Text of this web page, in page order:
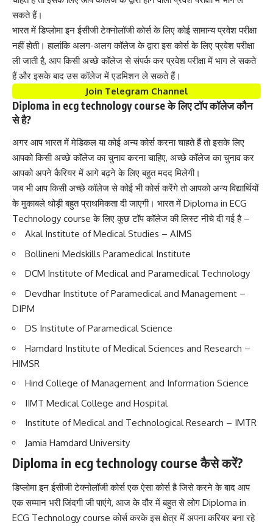
सकते हैं।
भारत में डिप्लोमा इन ईसीजी टेक्नोलॉजी कोर्स के लिए कोई सामान्य प्रवेश परीक्षा
नहीं होती। हालांकि अलग-अलग कॉलेज के द्वारा इस कोर्स के लिए प्रवेश परीक्षा
ली जाती है, आप किसी अच्छे कॉलेज से संपर्क कर प्रवेश परीक्षा में भाग ले सकते
हैं और इसके बाद उस कॉलेज में एडमिशन ले सकते हैं।
Join Telegram Channel
Diploma in ecg technology course के लिए टॉप कॉलेज कौन
से है?
अगर आप भारत में मेडिकल या कोई अन्य कोर्स करना चाहते हैं तो इसके लिए
आपको किसी अच्छे कॉलेज का चुनाव करना चाहिए, अच्छे कॉलेज का चुनाव कर
आपको अपने कैरियर में आगे बढ़ने के लिए बहुत मदद मिलेगी।
जब भी आप किसी अच्छे कॉलेज से कोई भी कोर्स करेंगे तो आपको अन्य विद्यार्थियों
के मुकाबले थोड़ी बहुत प्राथमिकता दी जाएगी। भारत में Diploma in ECG
Technology course के लिए कुछ टॉप कॉलेज की लिस्ट नीचे दी गई है –
Akal Institute of Medical Studies – AIMS
Bollineni Medskills Paramedical Institute
DCM Institute of Medical and Paramedical Technology
Devdhar Institute of Paramedical and Management –
DIPM
DS Institute of Paramedical Science
Hamdard Institute of Medical Sciences and Research –
HIMSR
Hind College of Management and Information Science
IIMT Medical College and Hospital
Institute of Medical and Technological Research – IMTR
Jamia Hamdard University
Diploma in ecg technology course कैसे करें?
डिप्लोमा इन ईसीजी टेक्नोलॉजी कोर्स एक ऐसा कोर्स है जिसे करने के बाद आप
एक सम्मान भरी जिंदगी जी पाएंगे, आज के दौर में बहुत से लोग Diploma in
ECG Technology course कोर्स करके इस क्षेत्र में अपना करियर बना रहे